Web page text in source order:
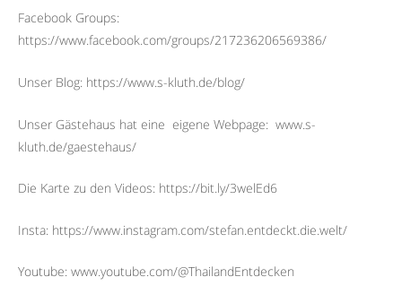
Facebook Groups:
https://www.facebook.com/groups/217236206569386/
Unser Blog: https://www.s-kluth.de/blog/
Unser Gästehaus hat eine eigene Webpage: www.s-
kluth.de/gaestehaus/
Die Karte zu den Videos: https://bit.ly/3welEd6
Insta: https://www.instagram.com/stefan.entdeckt.die.welt/
Youtube: www.youtube.com/@ThailandEntdecken